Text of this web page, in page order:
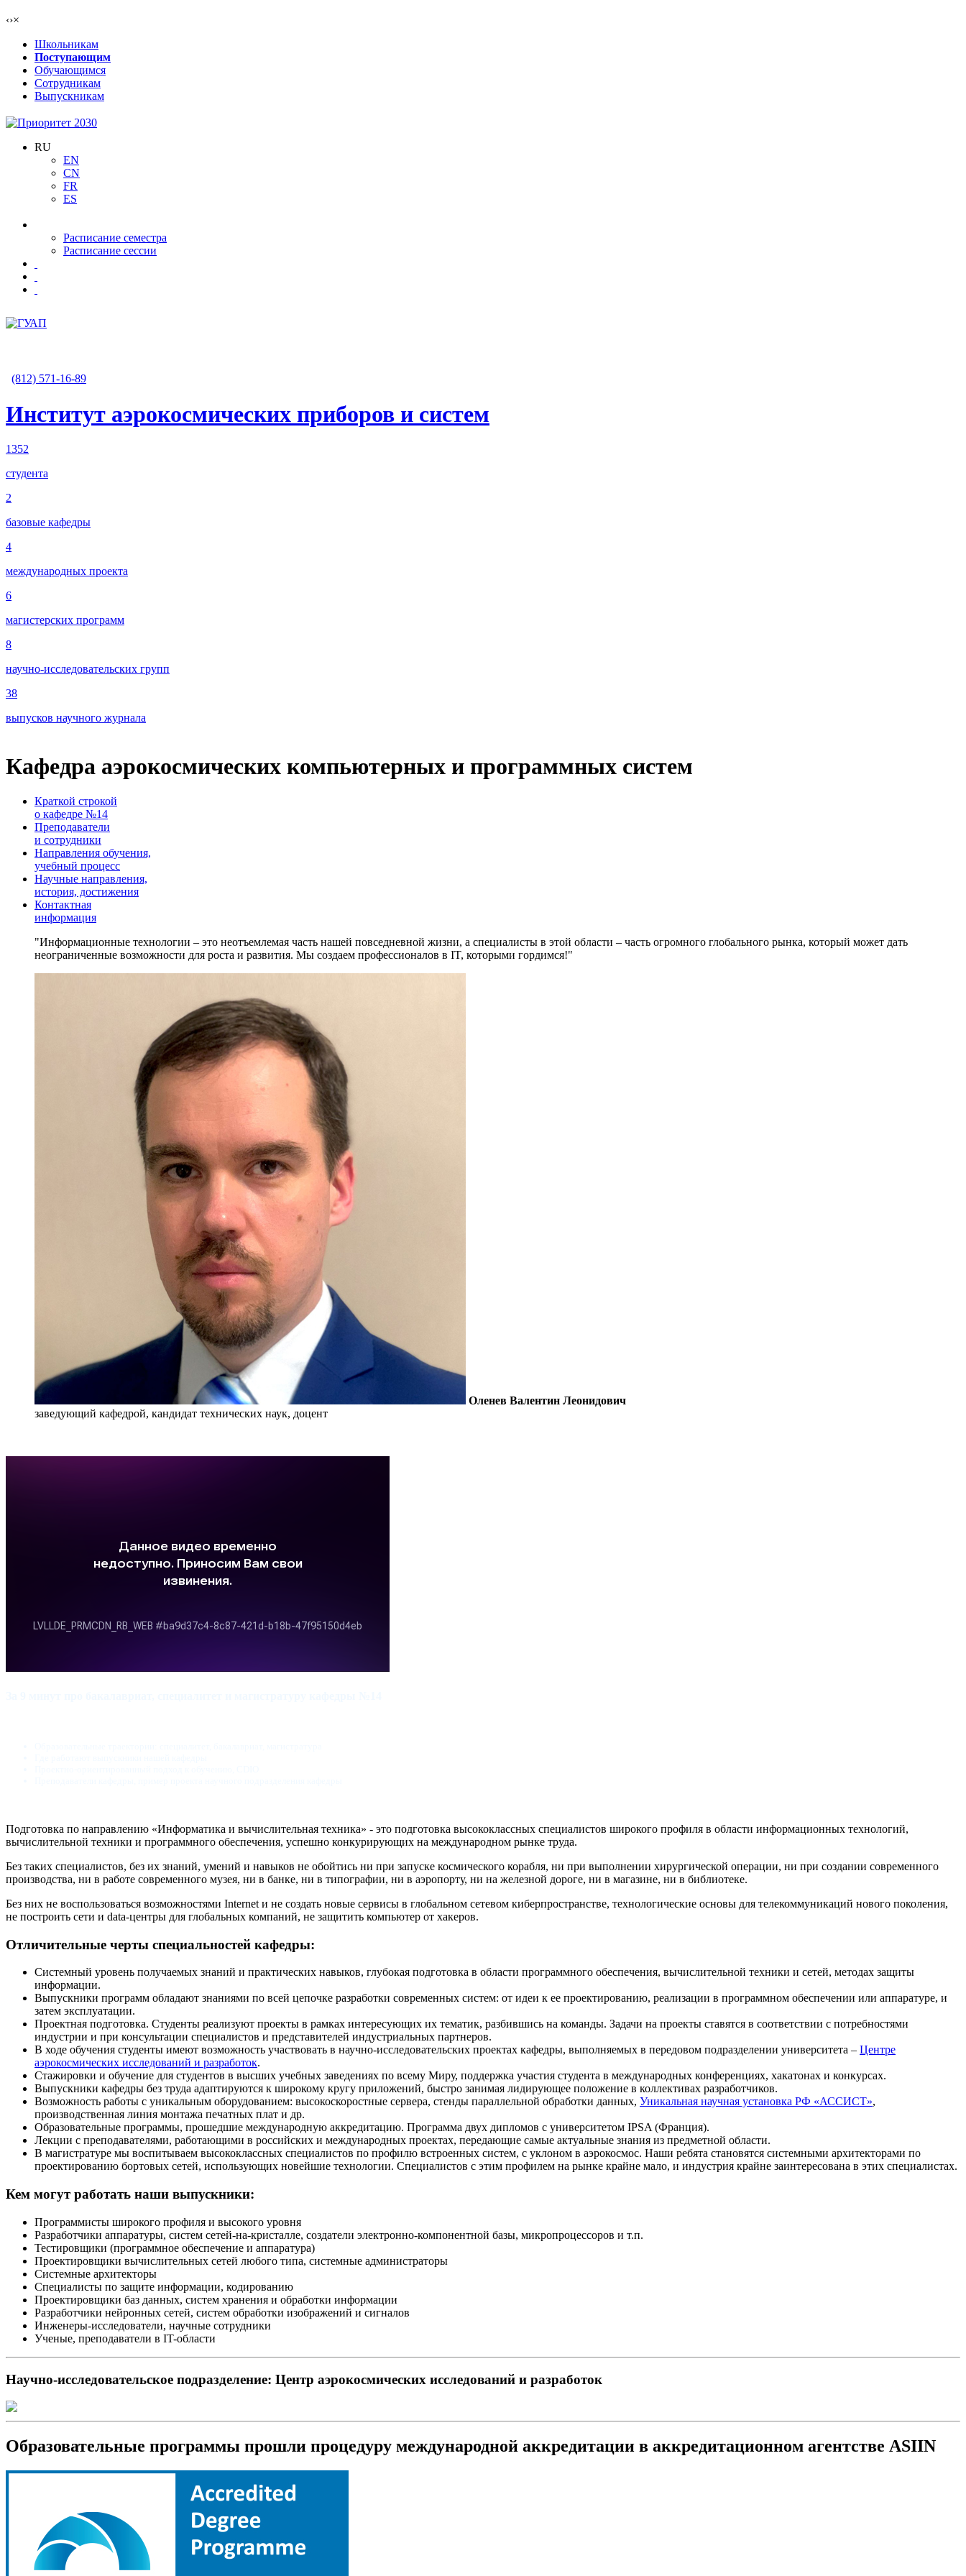
‹›×
Школьникам
Поступающим
Обучающимся
Сотрудникам
Выпускникам
RU
EN
CN
FR
ES
Расписание семестра
Расписание сессии
(812) 571-16-89
Институт аэрокосмических приборов и систем
1352
студента
2
базовые кафедры
4
международных проекта
6
магистерских программ
8
научно-исследовательских групп
38
выпусков научного журнала
Кафедра аэрокосмических компьютерных и программных систем
Краткой строкой
о кафедре №14
Преподаватели
и сотрудники
Направления обучения,
учебный процесс
Научные направления,
история, достижения
Контактная
информация
Информационные технологии – это неотъемлемая часть нашей повседневной жизни, а специалисты в этой области – часть огромного глобального рынка, который может дать
неограниченные возможности для роста и развития. Мы создаем профессионалов в IT, которыми гордимся!
Оленев Валентин Леонидович
заведующий кафедрой, кандидат технических наук, доцент
Подготовка по направлению «Информатика и вычислительная техника» - это подготовка высококлассных специалистов широкого профиля в области информационных технологий,
вычислительной техники и программного обеспечения, успешно конкурирующих на международном рынке труда.
Без таких специалистов, без их знаний, умений и навыков не обойтись ни при запуске космического корабля, ни при выполнении хирургической операции, ни при создании современного
производства, ни в работе современного музея, ни в банке, ни в типографии, ни в аэропорту, ни на железной дороге, ни в магазине, ни в библиотеке.
Без них не воспользоваться возможностями Internet и не создать новые сервисы в глобальном сетевом киберпространстве, технологические основы для телекоммуникаций нового поколения,
не построить сети и data-центры для глобальных компаний, не защитить компьютер от хакеров.
Отличительные черты специальностей кафедры:
Системный уровень получаемых знаний и практических навыков, глубокая подготовка в области программного обеспечения, вычислительной техники и сетей, методах защиты
информации.
Выпускники программ обладают знаниями по всей цепочке разработки современных систем: от идеи к ее проектированию, реализации в программном обеспечении или аппаратуре, и
затем эксплуатации.
Проектная подготовка. Студенты реализуют проекты в рамках интересующих их тематик, разбившись на команды. Задачи на проекты ставятся в соответствии с потребностями
индустрии и при консультации специалистов и представителей индустриальных партнеров.
В ходе обучения студенты имеют возможность участвовать в научно-исследовательских проектах кафедры, выполняемых в передовом подразделении университета – Центре
аэрокосмических исследований и разработок.
Стажировки и обучение для студентов в высших учебных заведениях по всему Миру, поддержка участия студента в международных конференциях, хакатонах и конкурсах.
Выпускники кафедры без труда адаптируются к широкому кругу приложений, быстро занимая лидирующее положение в коллективах разработчиков.
Возможность работы с уникальным оборудованием: высокоскоростные сервера, стенды параллельной обработки данных, Уникальная научная установка РФ «АССИСТ»,
производственная линия монтажа печатных плат и др.
Образовательные программы, прошедшие международную аккредитацию. Программа двух дипломов с университетом IPSA (Франция).
Лекции с преподавателями, работающими в российских и международных проектах, передающие самые актуальные знания из предметной области.
В магистратуре мы воспитываем высококлассных специалистов по профилю встроенных систем, с уклоном в аэрокосмос. Наши ребята становятся системными архитекторами по
проектированию бортовых сетей, использующих новейшие технологии. Специалистов с этим профилем на рынке крайне мало, и индустрия крайне заинтересована в этих специалистах.
Кем могут работать наши выпускники:
Программисты широкого профиля и высокого уровня
Разработчики аппаратуры, систем сетей-на-кристалле, создатели электронно-компонентной базы, микропроцессоров и т.п.
Тестировщики (программное обеспечение и аппаратура)
Проектировщики вычислительных сетей любого типа, системные администраторы
Системные архитекторы
Специалисты по защите информации, кодированию
Проектировщики баз данных, систем хранения и обработки информации
Разработчики нейронных сетей, систем обработки изображений и сигналов
Инженеры-исследователи, научные сотрудники
Ученые, преподаватели в IT-области
Научно-исследовательское подразделение: Центр аэрокосмических исследований и разработок
Образовательные программы прошли процедуру международной аккредитации в аккредитационном агентстве ASIIN